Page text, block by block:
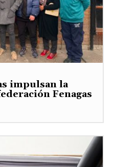
impulsan la
Fenagas